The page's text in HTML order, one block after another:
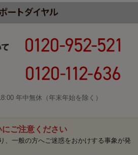
年中無休（年末年始を除く）
ご注意ください
、一般の方へご迷惑をおかけする事象が発